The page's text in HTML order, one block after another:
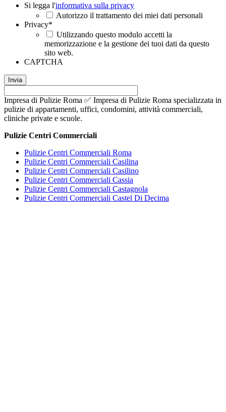
Si
legga
l'informativa
sulla
privacy*
Si legga l'informativa sulla privacy
Autorizzo il trattamento dei miei dati personali
Privacy*
Utilizzando questo modulo accetti la
memorizzazione e la gestione dei tuoi dati da questo
sito web.
CAPTCHA
Impresa di Pulizie Roma ✅ Impresa di Pulizie Roma specializzata in
pulizie di appartamenti, uffici, condomini, attività commerciali,
cliniche private e scuole.
Pulizie Centri Commerciali
Pulizie Centri Commerciali Roma
Pulizie Centri Commerciali Casilina
Pulizie Centri Commerciali Casilino
Pulizie Centri Commerciali Cassia
Pulizie Centri Commerciali Castagnola
Pulizie Centri Commerciali Castel Di Decima